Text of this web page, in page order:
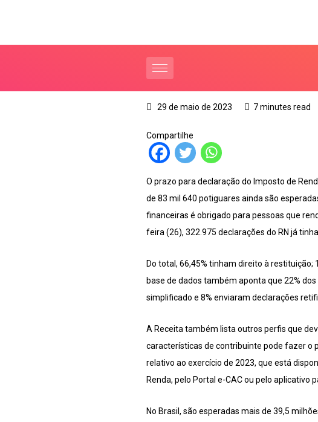
29 de maio de 2023 7 minutes read
Compartilhe
O prazo para declaração do Imposto de
de 83 mil 640 potiguares ainda são
financeiras é obrigado para pessoas que
feira (26), 322.975 declarações do RN já
Do total, 66,45% tinham direito à
base de dados também aponta que 22%
simplificado e 8% enviaram declarações
A Receita também lista outros perfis que
características de contribuinte pode fazer o
relativo ao exercício de 2023, que está
Renda, pelo Portal e-CAC ou pelo aplicativo
No Brasil, são esperadas mais de 39,5